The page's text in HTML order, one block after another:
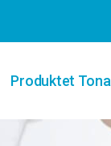
Produktet Tona